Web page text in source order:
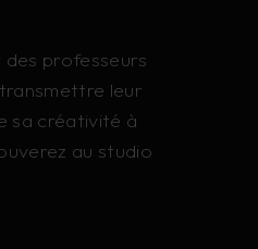
professeurs
leur
sa créativité à
au studio